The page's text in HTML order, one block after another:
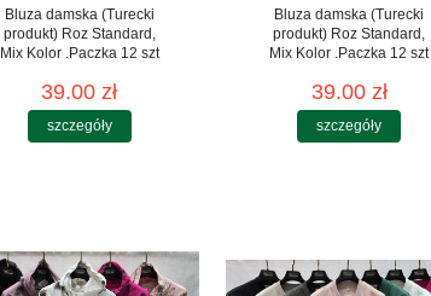
Bluza damska (Turecki
produkt) Roz Standard,
Mix Kolor .Paczka 12 szt
39.00 zł
szczegóły
Bluza damska (Turecki
produkt) Roz Standard,
Mix Kolor .Paczka 12 szt
39.00 zł
szczegóły